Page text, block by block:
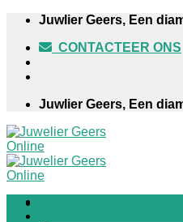
Skip
content
Juwlier Geers, Een
CONTACTEER ONS
Juwlier Geers, Een